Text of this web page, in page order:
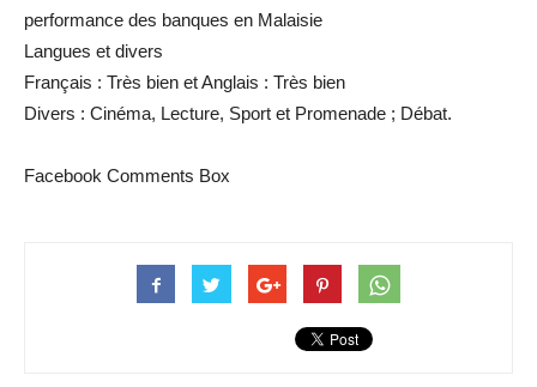
performance des banques en Malaisie
Langues et divers
Français : Très bien et Anglais : Très bien
Divers : Cinéma, Lecture, Sport et Promenade ; Débat.
Facebook Comments Box